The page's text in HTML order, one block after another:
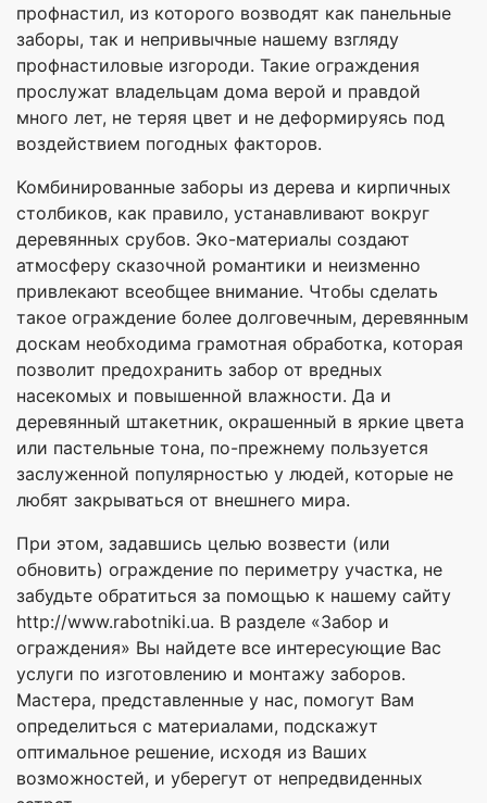
профнастил, из которого возводят как панельные
заборы, так и непривычные нашему взгляду
профнастиловые изгороди. Такие ограждения
прослужат владельцам дома верой и правдой
много лет, не теряя цвет и не деформируясь под
воздействием погодных факторов.
Комбинированные заборы из дерева и кирпичных
столбиков, как правило, устанавливают вокруг
деревянных срубов. Эко-материалы создают
атмосферу сказочной романтики и неизменно
привлекают всеобщее внимание. Чтобы сделать
такое ограждение более долговечным, деревянным
доскам необходима грамотная обработка, которая
позволит предохранить забор от вредных
насекомых и повышенной влажности. Да и
деревянный штакетник, окрашенный в яркие цвета
или пастельные тона, по-прежнему пользуется
заслуженной популярностью у людей, которые не
любят закрываться от внешнего мира.
При этом, задавшись целью возвести (или
обновить) ограждение по периметру участка, не
забудьте обратиться за помощью к нашему сайту
http://www.rabotniki.ua. В разделе «Забор и
ограждения» Вы найдете все интересующие Вас
услуги по изготовлению и монтажу заборов.
Мастера, представленные у нас, помогут Вам
определиться с материалами, подскажут
оптимальное решение, исходя из Ваших
возможностей, и уберегут от непредвиденных